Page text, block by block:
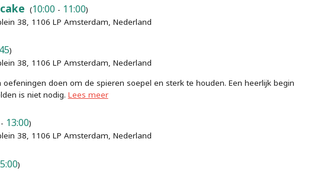
(10:00- 11:00)
38, 1106 LP Amsterdam, Nederland
)
38, 1106 LP Amsterdam, Nederland
doen om de spieren soepel en sterk te houden. Een heerlijk begin
is niet nodig. Lees meer
13:00)
38, 1106 LP Amsterdam, Nederland
)